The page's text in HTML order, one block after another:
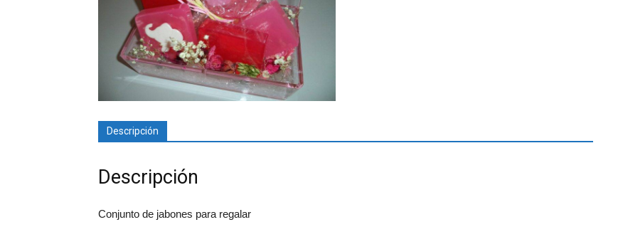
Descripción
Descripción
Conjunto de jabones para regalar